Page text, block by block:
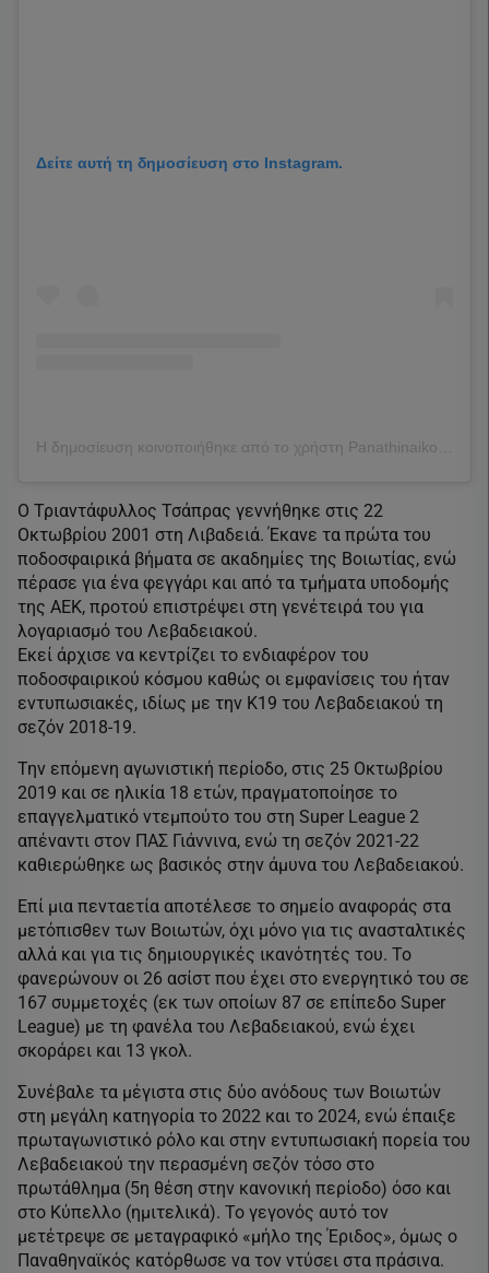
Δείτε αυτή τη δημοσίευση στο Instagram.
Η δημοσίευση κοινοποιήθηκε από το χρήστη Panathinaikos FC (@fcpanathinaikos)
Ο Τριαντάφυλλος Τσάπρας γεννήθηκε στις 22
Οκτωβρίου 2001 στη Λιβαδειά. Έκανε τα πρώτα του
ποδοσφαιρικά βήματα σε ακαδημίες της Βοιωτίας, ενώ
πέρασε για ένα φεγγάρι και από τα τμήματα υποδομής
της ΑΕΚ, προτού επιστρέψει στη γενέτειρά του για
λογαριασμό του Λεβαδειακού.
Εκεί άρχισε να κεντρίζει το ενδιαφέρον του
ποδοσφαιρικού κόσμου καθώς οι εμφανίσεις του ήταν
εντυπωσιακές, ιδίως με την Κ19 του Λεβαδειακού τη
σεζόν 2018-19.
Την επόμενη αγωνιστική περίοδο, στις 25 Οκτωβρίου
2019 και σε ηλικία 18 ετών, πραγματοποίησε το
επαγγελματικό ντεμπούτο του στη Super League 2
απέναντι στον ΠΑΣ Γιάννινα, ενώ τη σεζόν 2021-22
καθιερώθηκε ως βασικός στην άμυνα του Λεβαδειακού.
Επί μια πενταετία αποτέλεσε το σημείο αναφοράς στα
μετόπισθεν των Βοιωτών, όχι μόνο για τις ανασταλτικές
αλλά και για τις δημιουργικές ικανότητές του. Το
φανερώνουν οι 26 ασίστ που έχει στο ενεργητικό του σε
167 συμμετοχές (εκ των οποίων 87 σε επίπεδο Super
League) με τη φανέλα του Λεβαδειακού, ενώ έχει
σκοράρει και 13 γκολ.
Συνέβαλε τα μέγιστα στις δύο ανόδους των Βοιωτών
στη μεγάλη κατηγορία το 2022 και το 2024, ενώ έπαιξε
πρωταγωνιστικό ρόλο και στην εντυπωσιακή πορεία του
Λεβαδειακού την περασμένη σεζόν τόσο στο
πρωτάθλημα (5η θέση στην κανονική περίοδο) όσο και
στο Κύπελλο (ημιτελικά). Το γεγονός αυτό τον
μετέτρεψε σε μεταγραφικό «μήλο της Έριδος», όμως ο
Παναθηναϊκός κατόρθωσε να τον ντύσει στα πράσινα.